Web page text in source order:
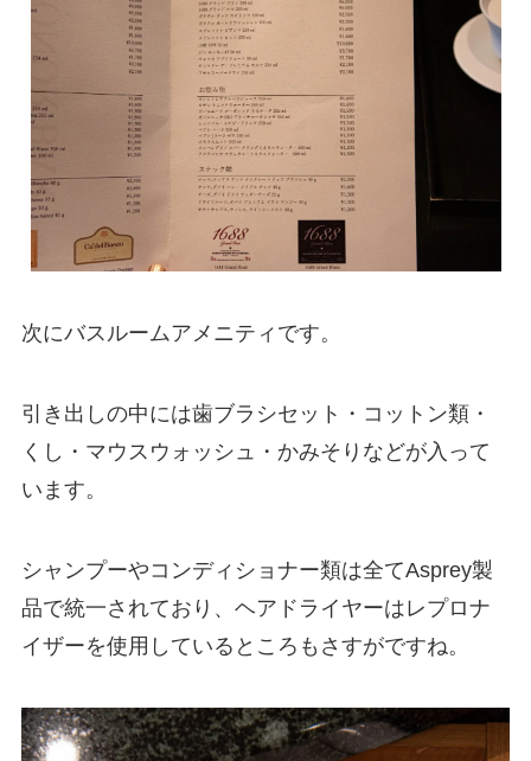
次にバスルームアメニティです。
引き出しの中には歯ブラシセット・コットン類・
くし・マウスウォッシュ・かみそりなどが入って
います。
シャンプーやコンディショナー類は全てAsprey製
品で統一されており、ヘアドライヤーはレプロナ
イザーを使用しているところもさすがですね。